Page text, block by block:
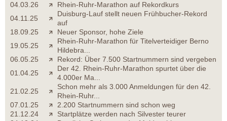
04.03.26
Rhein-Ruhr-Marathon auf Rekordkurs
04.11.25
Duisburg-Lauf stellt neuen Frühbucher-Rekord
auf
18.09.25
Neuer Sponsor, hohe Ziele
19.05.25
Rhein-Ruhr-Marathon für Titelverteidiger Berno
Hildebra...
06.05.25
Rekord: Über 7.500 Startnummern sind vergeben
01.04.25
Der 42. Rhein-Ruhr-Marathon spurtet über die
4.000er Ma...
21.02.25
Schon mehr als 3.000 Anmeldungen für den 42.
Rhein-Ruhr...
07.01.25
2.200 Startnummern sind schon weg
21.12.24
Startplätze werden nach Silvester teurer